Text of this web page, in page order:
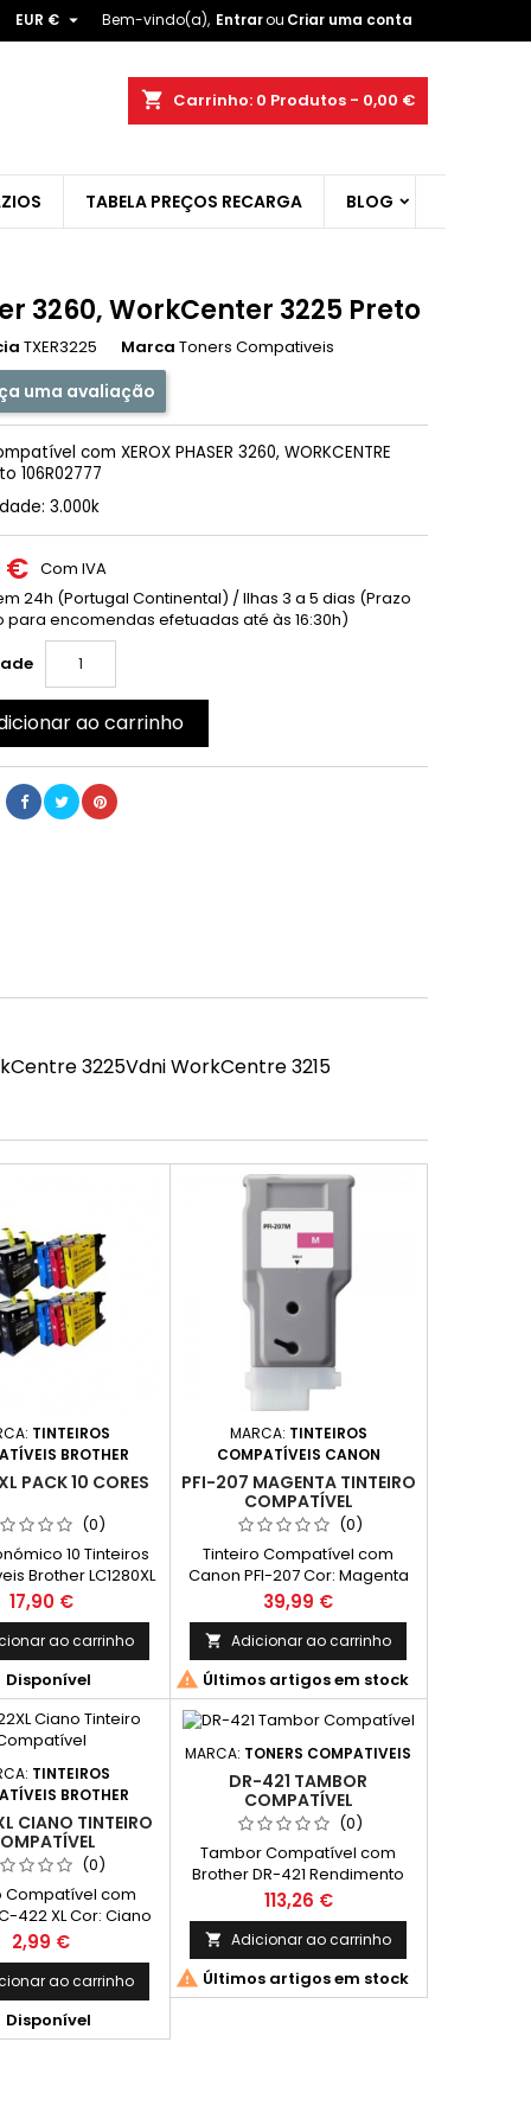
Bem-vindo(a), Entrarou Criar uma conta
EUR € 
shopping_cart Carrinho: 0 Produtos - 0,00 €
TABELA PREÇOS RECARGA BLOG
3260, WorkCenter 3225 Preto
TXER3225 Marca Toners Compativeis
uma avaliação
com XEROX PHASER 3260, WORKCENTRE
106R02777
3.000k
€ Com IVA
24h (Portugal Continental) / Ilhas 3 a 5 dias (Prazo
para encomendas efetuadas até às 16:30h)
ao carrinho
3225Vdni WorkCentre 3215
TINTEIROS
BROTHER
PACK 10 CORES
(0)
10 Tinteiros
Brother LC1280XL
por 4 Tinteiros
Ciano + 2 Magenta
2 Amarelo
Preço
17,90 €
ao carrinho
Disponível
MARCA: TINTEIROS
COMPATÍVEIS CANON
PFI-207 MAGENTA TINTEIRO
COMPATÍVEL
(0)
Tinteiro Compatível com
Canon PFI-207 Cor: Magenta
Capacidade: 300ml
Preço
39,99 €
 Adicionar ao carrinho
 Últimos artigos em stock
TINTEIROS
BROTHER
CIANO TINTEIRO
(0)
Compatível com
422 XL Cor: Ciano
Médio: 1.500
Páginas*
Preço
2,99 €
ao carrinho
Disponível
MARCA: TONERS COMPATIVEIS
DR-421 TAMBOR
COMPATÍVEL
(0)
Tambor Compatível com
Brother DR-421 Rendimento
Médio: 50.000 Páginas*
Preço
113,26 €
 Adicionar ao carrinho
 Últimos artigos em stock